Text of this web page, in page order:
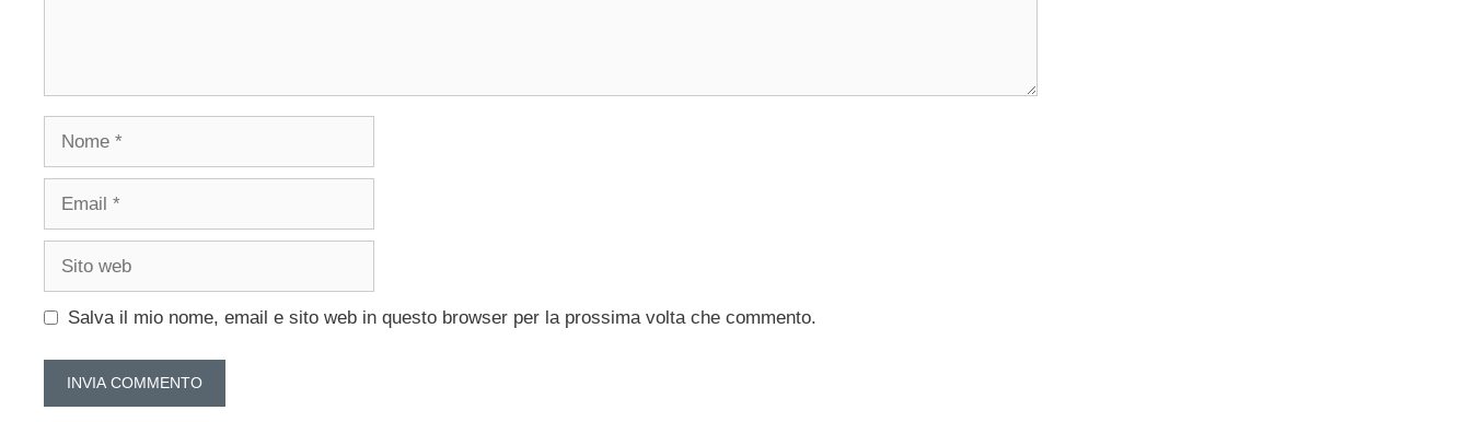
Salva il mio nome, email e sito web in questo browser per la prossima volta che commento.